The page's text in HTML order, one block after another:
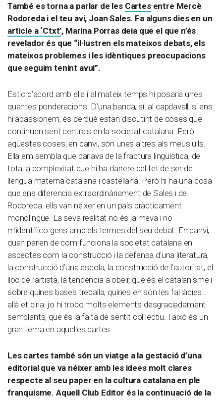
També es torna a parlar de les Cartesentre Mercè
Rodoreda i el teu avi, Joan Sales. Fa alguns dies en un
article a ‘Ctxt’, Marina Porras deia que el que n’és
revelador és que “il·lustren els mateixos debats, els
mateixos problemes i les idèntiques preocupacions
que seguim tenint avui”.
Estic d’acord amb ella i al mateix temps hi posaria unes
quantes ponderacions. D’una banda, sí: al capdavall, si ens
hi apassionem, és perquè estan discutint de coses que
continuen sent centrals en la societat catalana. Però
aquestes coses, en canvi, són unes altres als meus ulls.
Ella em sembla que parlava de la fractura lingüística, de
tota la complexitat que hi ha darrere del fet de ser de
llengua materna catalana i castellana. Però hi ha una cosa
que ens diferencia extraordinàriament de Sales i de
Rodoreda: ells van néixer en un país pràcticament
monolingüe. La seva realitat no és la meva i no
m’identifico gens amb els termes del seu debat. En canvi,
quan parlen de com funciona la societat catalana en
aspectes com la construcció i la defensa d’una literatura,
la construcció d’una escola, la construcció de l’autoritat, el
lloc de l’artista, la tendència a obeir, què és el catalanisme i
sobre quines bases treballa, quines en són les fal·làcies…
allà et diria: jo hi trobo molts elements desgraciadament
semblants, que és la falta de sentit col·lectiu. I això és un
gran tema en aquelles cartes.
Les cartes també són un viatge a la gestació d’una
editorial que va néixer amb les idees molt clares
respecte al seu paper en la cultura catalana en ple
franquisme. Aquell Club Editor és la continuació de la